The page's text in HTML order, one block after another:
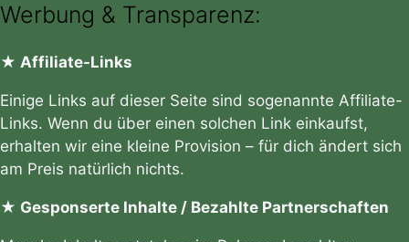
Werbung & Transparenz:
★ Affiliate-Links
Einige Links auf dieser Seite sind sogenannte Affiliate-
Links. Wenn du über einen solchen Link einkaufst,
erhalten wir eine kleine Provision – für dich ändert sich
am Preis natürlich nichts.
★ Gesponserte Inhalte / Bezahlte Partnerschaften